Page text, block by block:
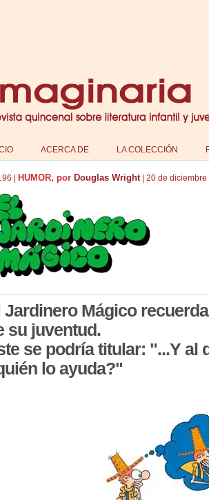
ACERCA DE LA COLECCIÓN
HUMOR, por Douglas Wright 20 de diciembre
Jardinero Mágico
su juventud.
se podría titular: "...Y al
lo ayuda?"